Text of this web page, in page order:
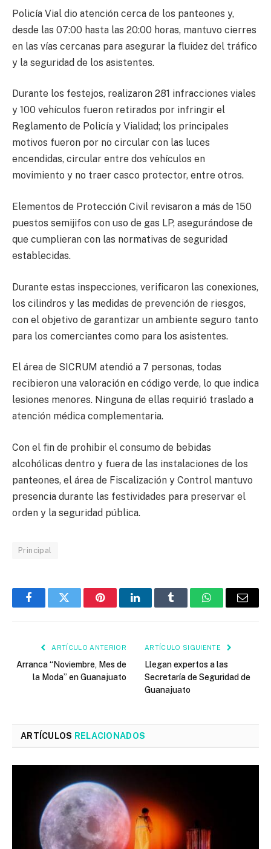
Policía Vial dio atención cerca de los panteones y,
desde las 07:00 hasta las 20:00 horas, mantuvo cierres
en las vías cercanas para asegurar la fluidez del tráfico
y la seguridad de los asistentes.
Durante los festejos, realizaron 281 infracciones viales
y 100 vehículos fueron retirados por infringir el
Reglamento de Policía y Vialidad; los principales
motivos fueron por no circular con las luces
encendidas, circular entre dos vehículos en
movimiento y no traer casco protector, entre otros.
Elementos de Protección Civil revisaron a más de 150
puestos semijifos con uso de gas LP, asegurándose de
que cumplieran con las normativas de seguridad
establecidas.
Durante estas inspecciones, verificaron las conexiones,
los cilindros y las medidas de prevención de riesgos,
con el objetivo de garantizar un ambiente seguro tanto
para los comerciantes como para los asistentes.
El área de SICRUM atendió a 7 personas, todas
recibieron una valoración en código verde, lo que indica
lesiones menores. Ninguna de ellas requirió traslado a
atención médica complementaria.
Con el fin de prohibir el consumo de bebidas
alcohólicas dentro y fuera de las instalaciones de los
panteones, el área de Fiscalización y Control mantuvo
presencia durante las festividades para preservar el
orden y la seguridad pública.
Principal
FacebookTwitter PinterestLinkedInTumblr WhatsAppEmail
ARTÍCULO ANTERIOR
Arranca “Noviembre, Mes de
la Moda” en Guanajuato
ARTÍCULO SIGUIENTE
Llegan expertos a las
Secretaría de Seguridad de
Guanajuato
ARTÍCULOS RELACIONADOS